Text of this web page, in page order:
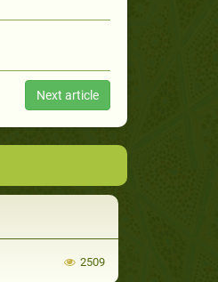
Next article
2509